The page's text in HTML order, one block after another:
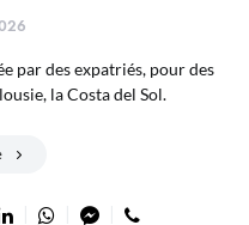
par des expatriés, pour des
la Costa del Sol.